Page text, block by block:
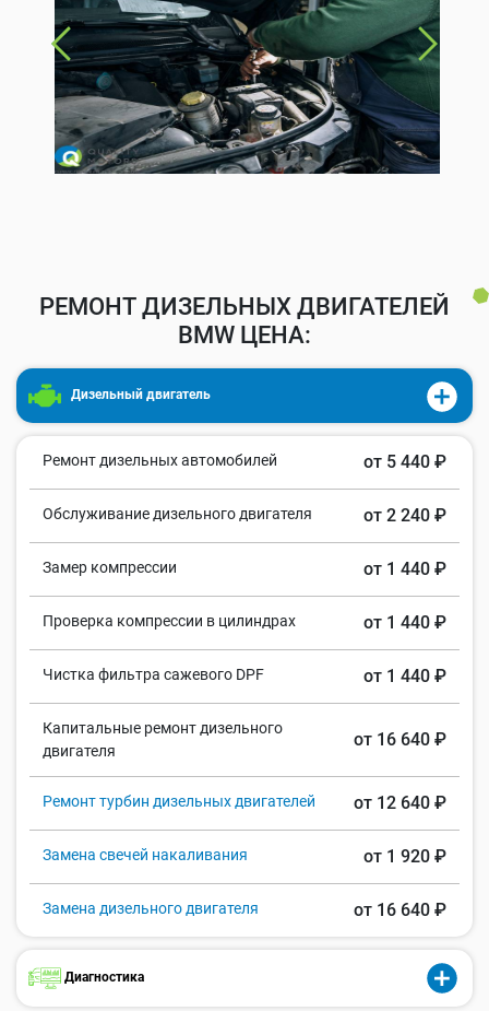
РЕМОНТ ДИЗЕЛЬНЫХ ДВИГАТЕЛЕЙ
BMW ЦЕНА:
Дизельный двигатель
Ремонт дизельных автомобилей от 5 440 ₽
Обслуживание дизельного двигателя от 2 240 ₽
Замер компрессии от 1 440 ₽
Проверка компрессии в цилиндрах от 1 440 ₽
Чистка фильтра сажевого DPF от 1 440 ₽
Капитальные ремонт дизельного
двигателя
от 16 640 ₽
Ремонт турбин дизельных двигателей от 12 640 ₽
Замена свечей накаливания от 1 920 ₽
Замена дизельного двигателя от 16 640 ₽
Диагностика